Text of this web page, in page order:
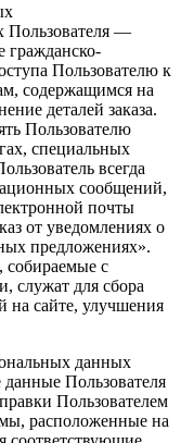
Пользователя —
гражданско-
Пользователю к
содержащимся на
деталей заказа.
Пользователю
специальных
всегда
сообщений,
почты
от уведомлениях о
предложениях».
собираемые с
служат для сбора
на сайте, улучшения
данных
Пользователя
Пользователем
расположенные на